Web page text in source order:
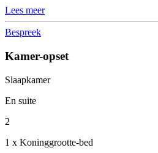
Lees meer
Bespreek
Kamer-opset
Slaapkamer
En suite
2
1 x Koninggrootte-bed